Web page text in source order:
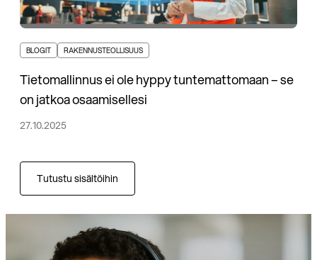
BLOGIT RAKENNUSTEOLLISUUS
Tietomallinnus ei ole hyppy tuntemattomaan – se
on jatkoa osaamisellesi
27.10.2025
Tutustu sisältöihin